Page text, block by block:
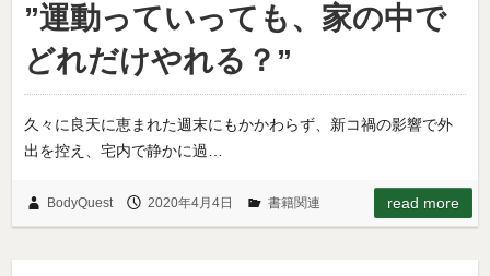
”運動っていっても、家の中で
どれだけやれる？”
久々に良天に恵まれた週末にもかかわらず、新コ禍の影響で外
出を控え、宅内で静かに過…
BodyQuest 2020年4月4日 書籍関連 read more